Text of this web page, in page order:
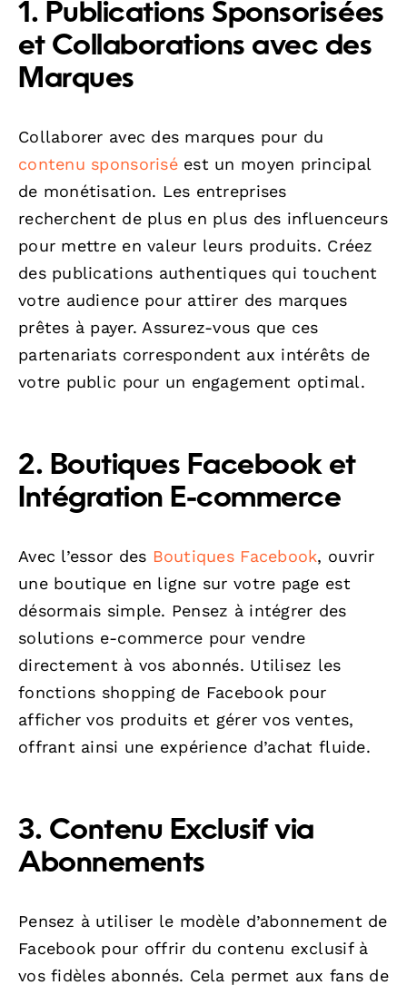
1. Publications Sponsorisées
et Collaborations avec des
Marques
Collaborer avec des marques pour du
contenu sponsoriséest un moyen principal
de monétisation. Les entreprises
recherchent de plus en plus des influenceurs
pour mettre en valeur leurs produits. Créez
des publications authentiques qui touchent
votre audience pour attirer des marques
prêtes à payer. Assurez-vous que ces
partenariats correspondent aux intérêts de
votre public pour un engagement optimal.
2. Boutiques Facebook et
Intégration E-commerce
Avec l’essor des Boutiques Facebook, ouvrir
une boutique en ligne sur votre page est
désormais simple. Pensez à intégrer des
solutions e-commerce pour vendre
directement à vos abonnés. Utilisez les
fonctions shopping de Facebook pour
afficher vos produits et gérer vos ventes,
offrant ainsi une expérience d’achat fluide.
3. Contenu Exclusif via
Abonnements
Pensez à utiliser le modèle d’abonnement de
Facebook pour offrir du contenu exclusif à
vos fidèles abonnés. Cela permet aux fans de